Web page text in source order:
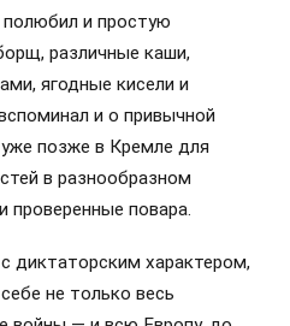
и простую
различные каши,
ягодные кисели и
и о привычной
позже в Кремле для
в разнообразном
проверенные повара.
диктаторским характером,
не только весь